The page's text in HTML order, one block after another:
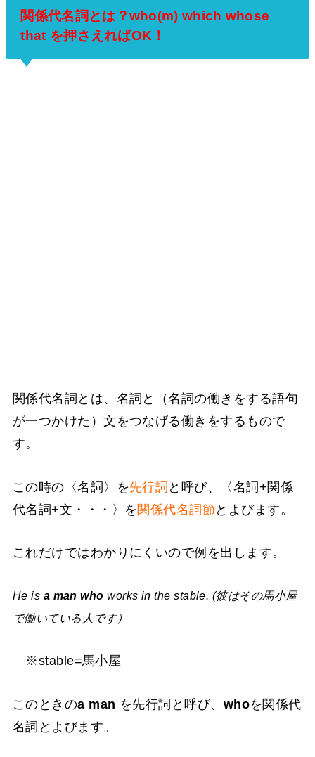
関係代名詞とは？who(m) which whose
that を押さえればOK！
関係代名詞とは、名詞と（名詞の働きをする語句
が一つかけた）文をつなげる働きをするもので
す。
この時の〈名詞〉を先行詞と呼び、〈名詞+関係
代名詞+文・・・〉を関係代名詞節とよびます。
これだけではわかりにくいので例を出します。
He is a man whoworks in the stable. (彼はその馬小屋
で働いている人です）
※stable=馬小屋
このときのa man を先行詞と呼び、 whoを関係代
名詞とよびます。